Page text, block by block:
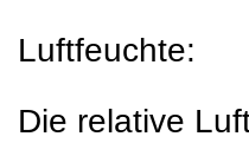
Luftfeuchte:
Die relative